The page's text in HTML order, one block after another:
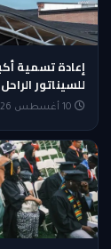
إعادة تسمية
للسيناتور